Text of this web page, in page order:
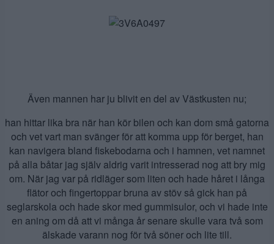
Även mannen har ju blivit en del av Västkusten nu;
han hittar lika bra när han kör bilen och kan dom små gatorna
och vet vart man svänger för att komma upp för berget, han
kan navigera bland fiskebodarna och i hamnen, vet namnet
på alla båtar jag själv aldrig varit intresserad nog att bry mig
om. När jag var på ridläger som liten och hade håret i långa
flätor och fingertoppar bruna av stöv så gick han på
seglarskola och hade skor med gummisulor, och vi hade inte
en aning om då att vi många år senare skulle vara två som
älskade varann nog för två söner och lite till.